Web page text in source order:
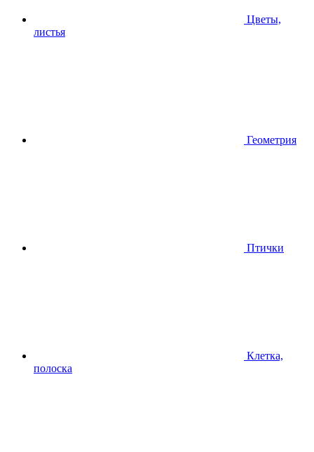
Цветы,
листья
Геометрия
Птички
Клетка,
полоска